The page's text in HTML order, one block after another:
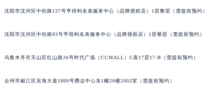
沈阳市沈河区中街路137号亨得利名表服务中心（品牌授权店）1层整层（需提前预约）
沈阳市沈河区中街路83号亨得利名表服务中心（品牌授权店）1层整层（需提前预约）
乌鲁木齐市天山区红山路26号时代广场（CCMALL）C座17层17-B（需提前预约）
台州市椒江区东海大道1800号腾达中心东1幢20楼2002室（需提前预约）